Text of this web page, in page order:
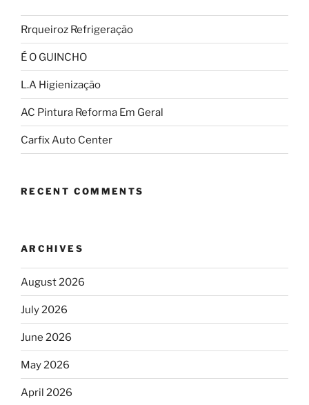
Rrqueiroz Refrigeração
É O GUINCHO
L.A Higienização
AC Pintura Reforma Em Geral
Carfix Auto Center
RECENT COMMENTS
ARCHIVES
August 2026
July 2026
June 2026
May 2026
April 2026